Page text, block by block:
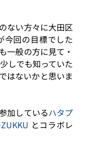
ない方々に大田区
今回の目標でした
一般の方に見て・
しでも知っていた
はないかと思いま
加しているハタプ
とコラボレ